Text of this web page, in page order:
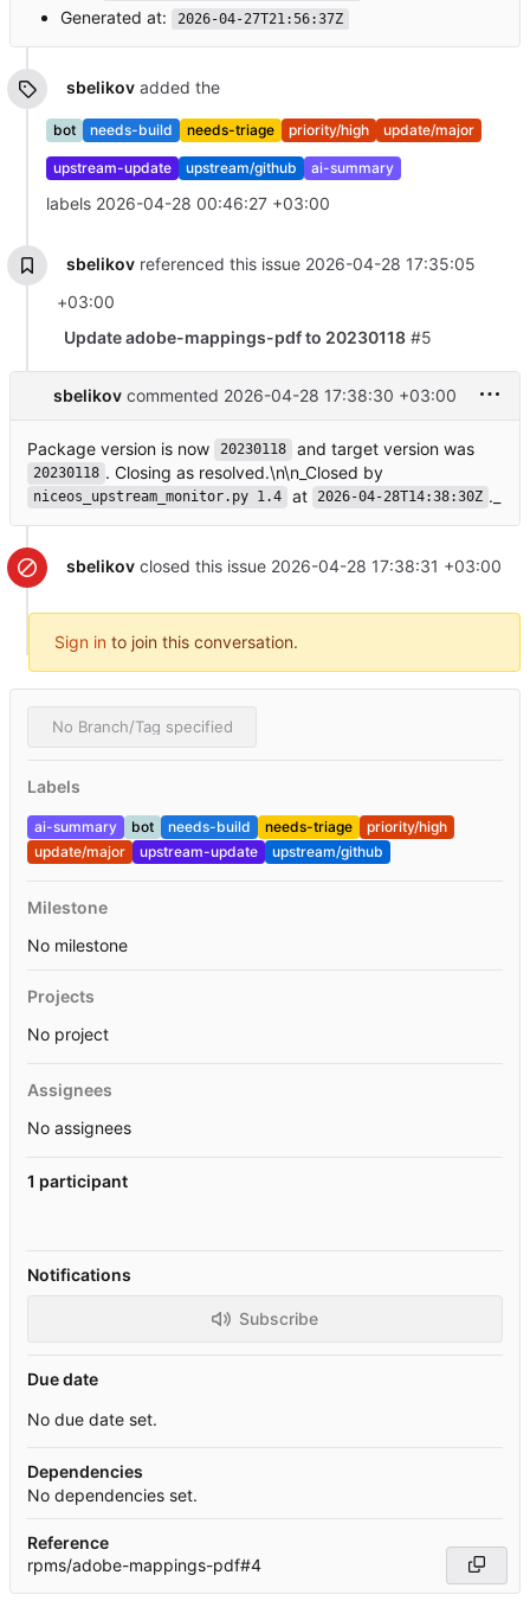
Generated at: 2026-04-27T21:56:37Z
sbelikovadded the
bot needs-build needs-triage priority/high update/major
upstream-update upstream/github ai-summary
labels 2026-04-28 00:46:27 +03:00
sbelikov referenced this issue 2026-04-28 17:35:05
+03:00
Update adobe-mappings-pdf to 20230118 #5
sbelikov commented 2026-04-28 17:38:30 +03:00
Package version is now 20230118 and target version was
20230118 . Closing as resolved.\n\n_Closed by
niceos_upstream_monitor.py 1.4 at 2026-04-28T14:38:30Z ._
sbelikovclosed this issue 2026-04-28 17:38:31 +03:00
Sign in to join this conversation.
No Branch/Tag specified
Labels
ai-summary bot needs-build needs-triage
priority/high
update/major
upstream-update upstream/github
Milestone
No milestone
Projects
No project
Assignees
No assignees
1 participant
Notifications
Subscribe
Due date
No due date set.
Dependencies
No dependencies set.
Reference
rpms/adobe-mappings-pdf#4